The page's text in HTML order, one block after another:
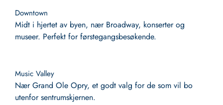
Downtown
Midt i hjertet av byen, nær Broadway, konserter og
museer. Perfekt for førstegangsbesøkende.
Music Valley
Nær Grand Ole Opry, et godt valg for de som vil bo
utenfor sentrumskjernen.